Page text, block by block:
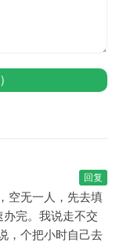
回复
空无一人，先去填
完。我说走不交
，个把小时自己去